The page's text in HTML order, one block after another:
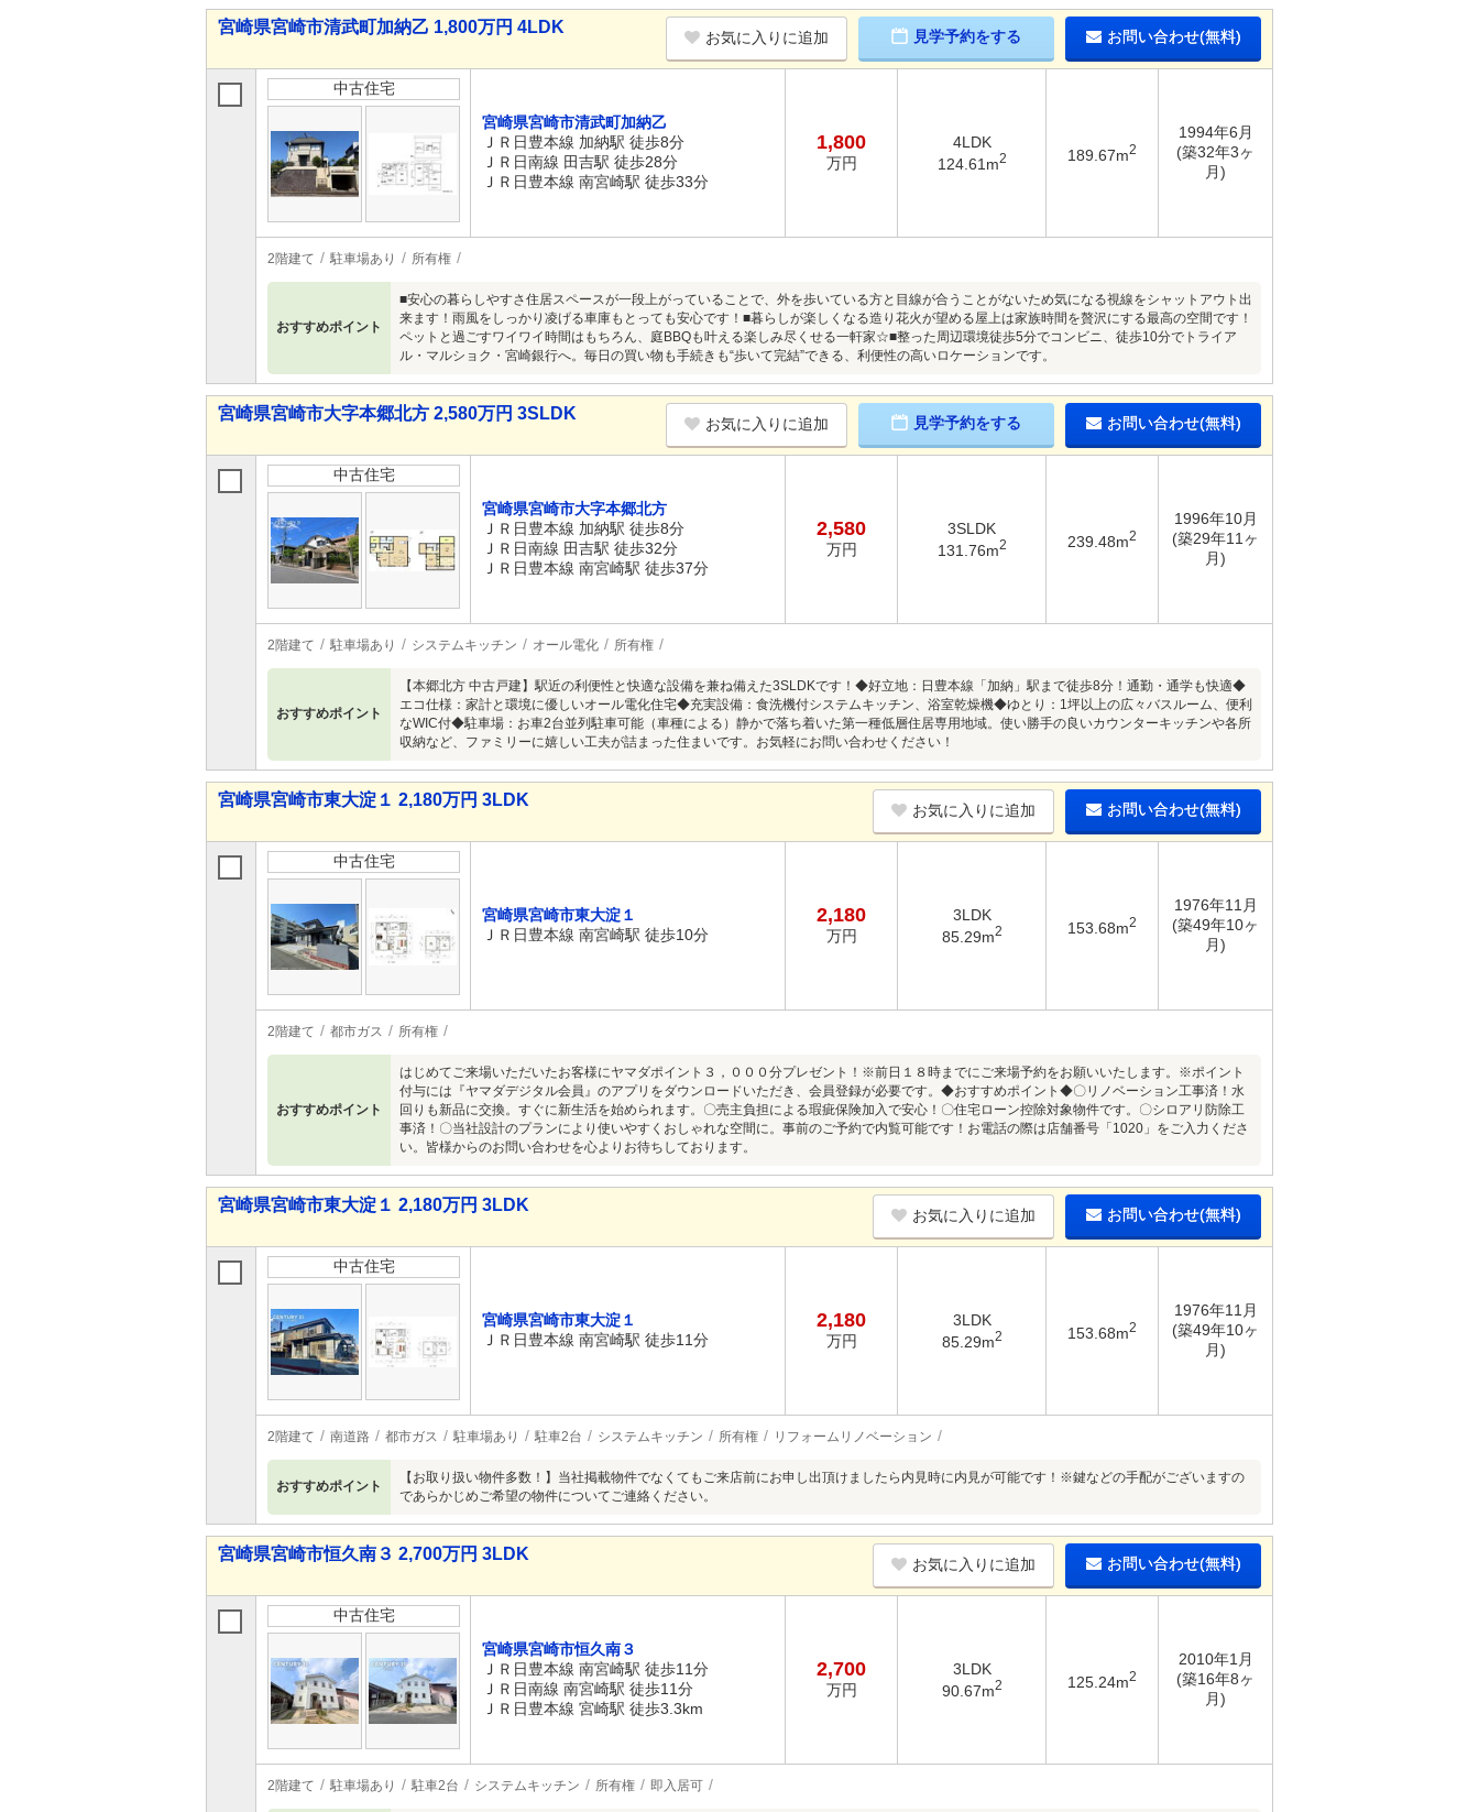
宮崎県宮崎市清武町加納乙 1,800万円 4LDK
お気に入りに追加 見学予約をする お問い合わせ(無料)
中古住宅
宮崎県宮崎市清武町加納乙
ＪＲ日豊本線 加納駅 徒歩8分
ＪＲ日南線 田吉駅 徒歩28分
ＪＲ日豊本線 南宮崎駅 徒歩33分
1,800
万円
4LDK
124.61m2 189.67m2
1994年6月
(築32年3ヶ
月)
2階建て 駐車場あり 所有権
おすすめポイント
■安心の暮らしやすさ住居スペースが一段上がっていることで、外を歩いている方と目線が合うことがないため気になる視線をシャットアウト出
来ます！雨風をしっかり凌げる車庫もとっても安心です！■暮らしが楽しくなる造り花火が望める屋上は家族時間を贅沢にする最高の空間です！
ペットと過ごすワイワイ時間はもちろん、庭BBQも叶える楽しみ尽くせる一軒家☆■整った周辺環境徒歩5分でコンビニ、徒歩10分でトライア
ル・マルショク・宮崎銀行へ。毎日の買い物も手続きも“歩いて完結”できる、利便性の高いロケーションです。
宮崎県宮崎市大字本郷北方 2,580万円 3SLDK
お気に入りに追加 見学予約をする お問い合わせ(無料)
中古住宅
宮崎県宮崎市大字本郷北方
ＪＲ日豊本線 加納駅 徒歩8分
ＪＲ日南線 田吉駅 徒歩32分
ＪＲ日豊本線 南宮崎駅 徒歩37分
2,580
万円
3SLDK
131.76m2 239.48m2
1996年10月
(築29年11ヶ
月)
2階建て 駐車場あり システムキッチン オール電化 所有権
おすすめポイント
【本郷北方 中古戸建】駅近の利便性と快適な設備を兼ね備えた3SLDKです！◆好立地：日豊本線「加納」駅まで徒歩8分！通勤・通学も快適◆
エコ仕様：家計と環境に優しいオール電化住宅◆充実設備：食洗機付システムキッチン、浴室乾燥機◆ゆとり：1坪以上の広々バスルーム、便利
なWIC付◆駐車場：お車2台並列駐車可能（車種による）静かで落ち着いた第一種低層住居専用地域。使い勝手の良いカウンターキッチンや各所
収納など、ファミリーに嬉しい工夫が詰まった住まいです。お気軽にお問い合わせください！
宮崎県宮崎市東大淀１ 2,180万円 3LDK
お気に入りに追加 お問い合わせ(無料)
中古住宅
宮崎県宮崎市東大淀１
ＪＲ日豊本線 南宮崎駅 徒歩10分
2,180
万円
3LDK
85.29m2 153.68m2
1976年11月
(築49年10ヶ
月)
2階建て 都市ガス 所有権
おすすめポイント
はじめてご来場いただいたお客様にヤマダポイント３，０００分プレゼント！※前日１８時までにご来場予約をお願いいたします。※ポイント
付与には『ヤマダデジタル会員』のアプリをダウンロードいただき、会員登録が必要です。◆おすすめポイント◆〇リノベーション工事済！水
回りも新品に交換。すぐに新生活を始められます。〇売主負担による瑕疵保険加入で安心！〇住宅ローン控除対象物件です。〇シロアリ防除工
事済！〇当社設計のプランにより使いやすくおしゃれな空間に。事前のご予約で内覧可能です！お電話の際は店舗番号「1020」をご入力くださ
い。皆様からのお問い合わせを心よりお待ちしております。
宮崎県宮崎市東大淀１ 2,180万円 3LDK
お気に入りに追加 お問い合わせ(無料)
中古住宅
宮崎県宮崎市東大淀１
ＪＲ日豊本線 南宮崎駅 徒歩11分
2,180
万円
3LDK
85.29m2 153.68m2
1976年11月
(築49年10ヶ
月)
2階建て 南道路 都市ガス 駐車場あり 駐車2台 システムキッチン 所有権 リフォームリノベーション
おすすめポイント
【お取り扱い物件多数！】当社掲載物件でなくてもご来店前にお申し出頂けましたら内見時に内見が可能です！※鍵などの手配がございますの
であらかじめご希望の物件についてご連絡ください。
宮崎県宮崎市恒久南３ 2,700万円 3LDK
お気に入りに追加 お問い合わせ(無料)
中古住宅
宮崎県宮崎市恒久南３
ＪＲ日豊本線 南宮崎駅 徒歩11分
ＪＲ日南線 南宮崎駅 徒歩11分
ＪＲ日豊本線 宮崎駅 徒歩3.3km
2,700
万円
3LDK
90.67m2 125.24m2
2010年1月
(築16年8ヶ
月)
2階建て 駐車場あり 駐車2台 システムキッチン 所有権 即入居可